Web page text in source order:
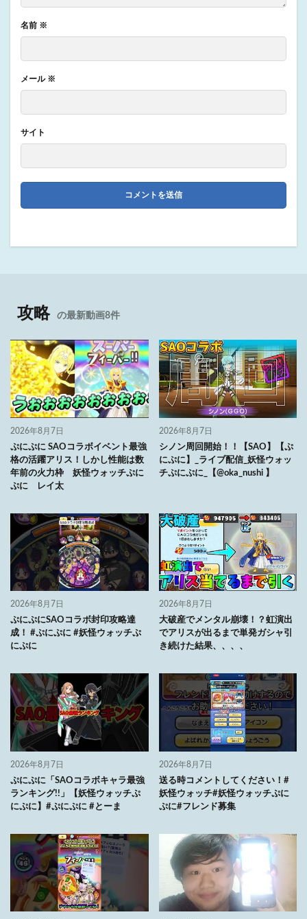
名前 ※
メール ※
サイト
攻略 の最新動画8件
2026年8月7日
ぷにぷに SAOコラボイベント最強
格の活躍アリス！しかし性能は数
年前の火力枠 妖怪ウォッチぷに
ぷに レイ太
2026年8月7日
シノン周回開始！！【SAO】【ぷ
にぷに】_ライブ配信_妖怪ウォッ
チぷにぷに_【@oka_nushi 】
2026年8月7日
ぷにぷにSAOコラボ封印攻略達
成！ #ぷにぷに #妖怪ウォッチぷ
にぷに
2026年8月7日
大破産でメンタル崩壊！？虹演出
でアリスが出るまで単発ガシャ引
き続けた結果、、、、
2026年8月7日
ぷにぷに「SAOコラボキャラ最強
ランキング!!」【妖怪ウォッチぷ
にぷに】#ぷにぷに #とーま
2026年8月7日
送る時コメントしてください！#
妖怪ウォッチ#妖怪ウォッチぷに
ぷに#フレンド募集